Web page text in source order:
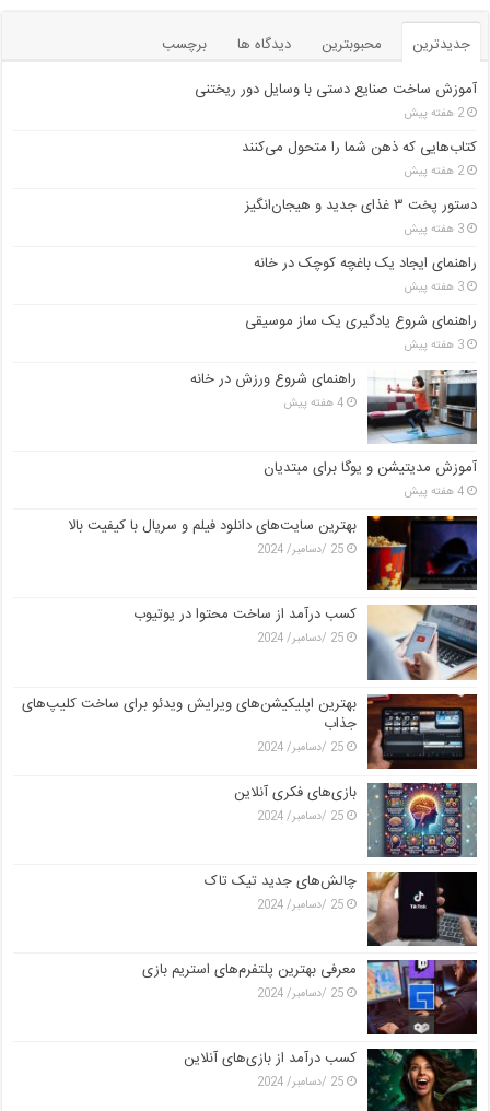
جدیدترین محبوبترین دیدگاه ها
برچسب
آموزش ساخت صنایع دستی با وسایل دور ریختنی
2 هفته پیش
کتاب‌هایی که ذهن شما را متحول می‌کنند
2 هفته پیش
دستور پخت ۳ غذای جدید و هیجان‌انگیز
3 هفته پیش
راهنمای ایجاد یک باغچه کوچک در خانه
3 هفته پیش
راهنمای شروع یادگیری یک ساز موسیقی
3 هفته پیش
راهنمای شروع ورزش در خانه
4 هفته پیش
آموزش مدیتیشن و یوگا برای مبتدیان
4 هفته پیش
بهترین سایت‌های دانلود فیلم و سریال با کیفیت بالا
25 /دسامبر/ 2024
کسب درآمد از ساخت محتوا در یوتیوب
25 /دسامبر/ 2024
بهترین اپلیکیشن‌های ویرایش ویدئو برای ساخت کلیپ‌های
جذاب
25 /دسامبر/ 2024
بازی‌های فکری آنلاین
25 /دسامبر/ 2024
چالش‌های جدید تیک تاک
25 /دسامبر/ 2024
معرفی بهترین پلتفرم‌های استریم بازی
25 /دسامبر/ 2024
کسب درآمد از بازی‌های آنلاین
25 /دسامبر/ 2024